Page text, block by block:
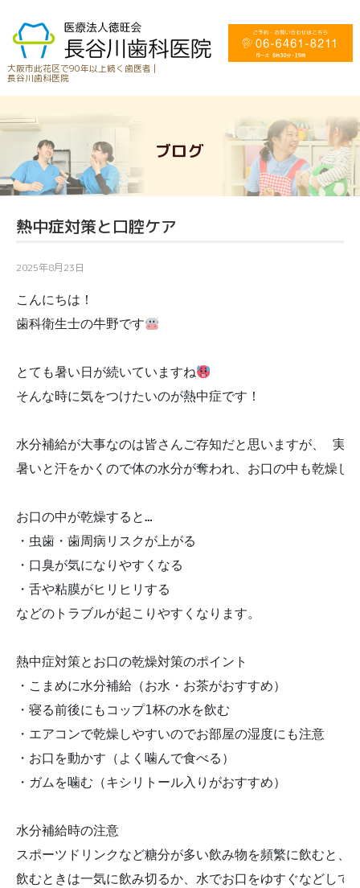
大阪市此花区で90年以上続く歯医者 |
長谷川歯科医院
ブログ
熱中症対策と口腔ケア
2025年8月23日
こんにちは！
歯科衛生士の牛野です
とても暑い日が続いていますね
そんな時に気をつけたいのが熱中症です！
水分補給が大事なのは皆さんご存知だと思いますが、 実
暑いと汗をかくので体の水分が奪われ、お口の中も乾燥し
お口の中が乾燥すると…
・虫歯・歯周病リスクが上がる
・口臭が気になりやすくなる
・舌や粘膜がヒリヒリする
などのトラブルが起こりやすくなります。
熱中症対策とお口の乾燥対策のポイント
・こまめに水分補給（お水・お茶がおすすめ）
・寝る前後にもコップ1杯の水を飲む
・エアコンで乾燥しやすいのでお部屋の湿度にも注意
・お口を動かす（よく噛んで食べる）
・ガムを噛む（キシリトール入りがおすすめ）
水分補給時の注意
スポーツドリンクなど糖分が多い飲み物を頻繁に飲むと、
飲むときは一気に飲み切るか、水でお口をゆすぐなどして